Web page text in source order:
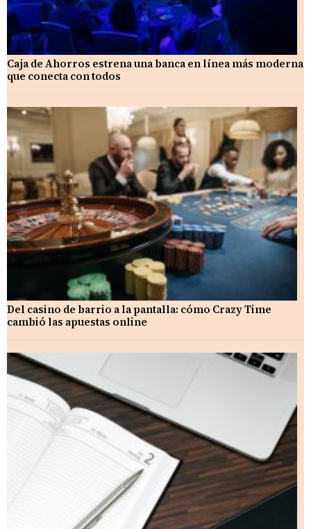
Caja de Ahorros estrena una banca en línea más moderna
que conecta con todos
Del casino de barrio a la pantalla: cómo Crazy Time
cambió las apuestas online